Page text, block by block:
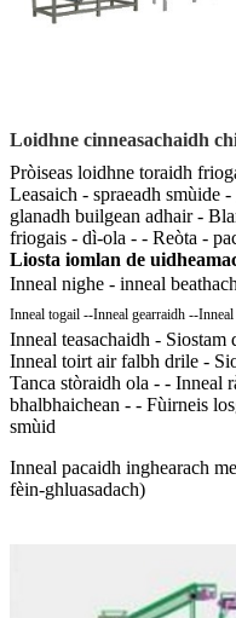
Loidhne cinneasachaidh
Pròiseas loidhne toraidh
Leasaich - spraeadh smùide
glanadh builgean adhair -
friogais - dì-ola - - Reòta -
Liosta iomlan de
Inneal nighe - inneal
Inneal togail --Inneal gearraidh --
Inneal teasachaidh -
Inneal toirt air falbh drile -
Tanca stòraidh ola - - Inneal
bhalbhaichean - - Fùirneis
smùid
Inneal pacaidh inghearach
fèin-ghluasadach)